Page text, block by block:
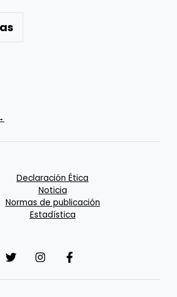
Declaración Ética
Noticia
Normas de publicación
Estadística